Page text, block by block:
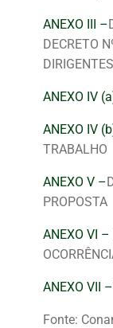
ANEXO III –
DECRETO
ANEXO IV
ANEXO IV
TRABALHO
ANEXO V –
PROPOSTA
ANEXO VI –
ANEXO VII –
Fonte: